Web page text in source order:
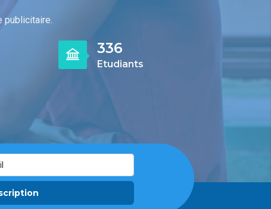
publicitaire.
427
Etudiants